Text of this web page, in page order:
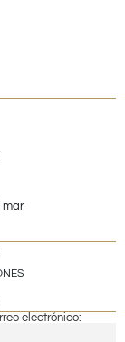
mar
electrónico: